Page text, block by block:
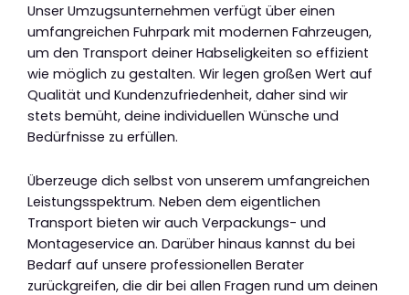
Unser Umzugsunternehmen verfügt über einen
umfangreichen Fuhrpark mit modernen Fahrzeugen,
um den Transport deiner Habseligkeiten so effizient
wie möglich zu gestalten. Wir legen großen Wert auf
Qualität und Kundenzufriedenheit, daher sind wir
stets bemüht, deine individuellen Wünsche und
Bedürfnisse zu erfüllen.
Überzeuge dich selbst von unserem umfangreichen
Leistungsspektrum. Neben dem eigentlichen
Transport bieten wir auch Verpackungs- und
Montageservice an. Darüber hinaus kannst du bei
Bedarf auf unsere professionellen Berater
zurückgreifen, die dir bei allen Fragen rund um deinen